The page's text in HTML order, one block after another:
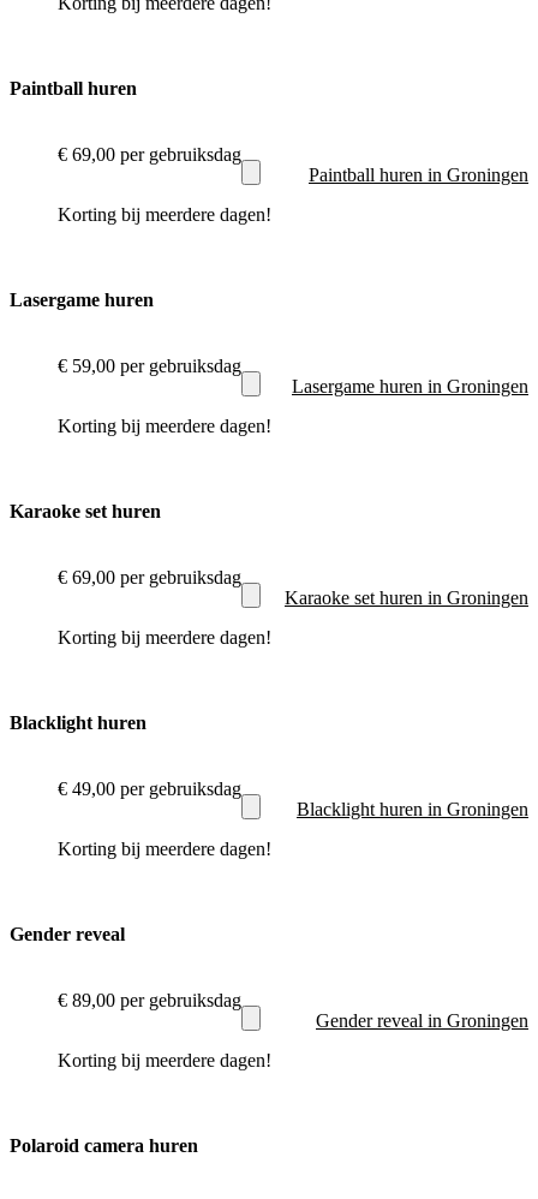
Paintball huren
€ 69,00 per gebruiksdag
Korting bij meerdere dagen!
Paintball huren in Groningen
Lasergame huren
€ 59,00 per gebruiksdag
Korting bij meerdere dagen!
Lasergame huren in Groningen
Karaoke set huren
€ 69,00 per gebruiksdag
Korting bij meerdere dagen!
Karaoke set huren in Groningen
Blacklight huren
€ 49,00 per gebruiksdag
Korting bij meerdere dagen!
Blacklight huren in Groningen
Gender reveal
€ 89,00 per gebruiksdag
Korting bij meerdere dagen!
Gender reveal in Groningen
Polaroid camera huren